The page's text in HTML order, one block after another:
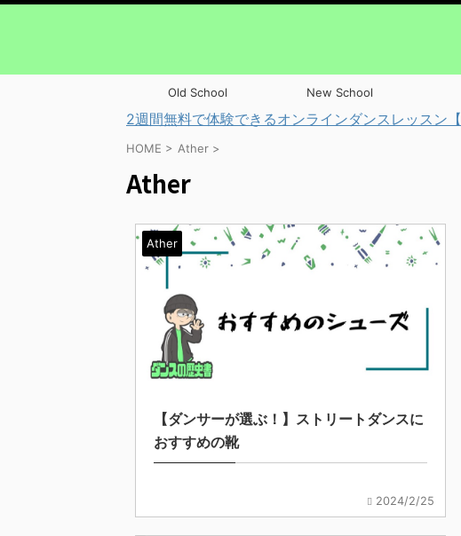
Old School New School
2週間無料で体験できるオンラインダンスレッスン【
HOME > Ather >
Ather
Ather
【ダンサーが選ぶ！】ストリートダンスに
おすすめの靴
2024/2/25